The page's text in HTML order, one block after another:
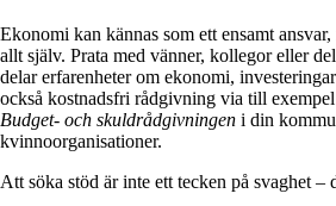
Ekonomi kan kännas som ett ensamt
allt själv. Prata med vänner, kollegor eller
delar erfarenheter om ekonomi,
också kostnadsfri rådgivning via till exempel
Budget- och skuldrådgivningen i din
kvinnoorganisationer.
Att söka stöd är inte ett tecken på svaghet –